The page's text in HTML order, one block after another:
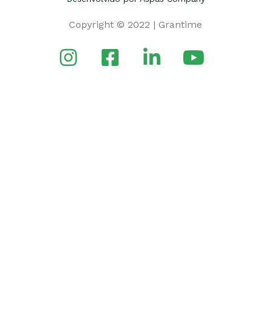
Copyright © 2022 | Grantime